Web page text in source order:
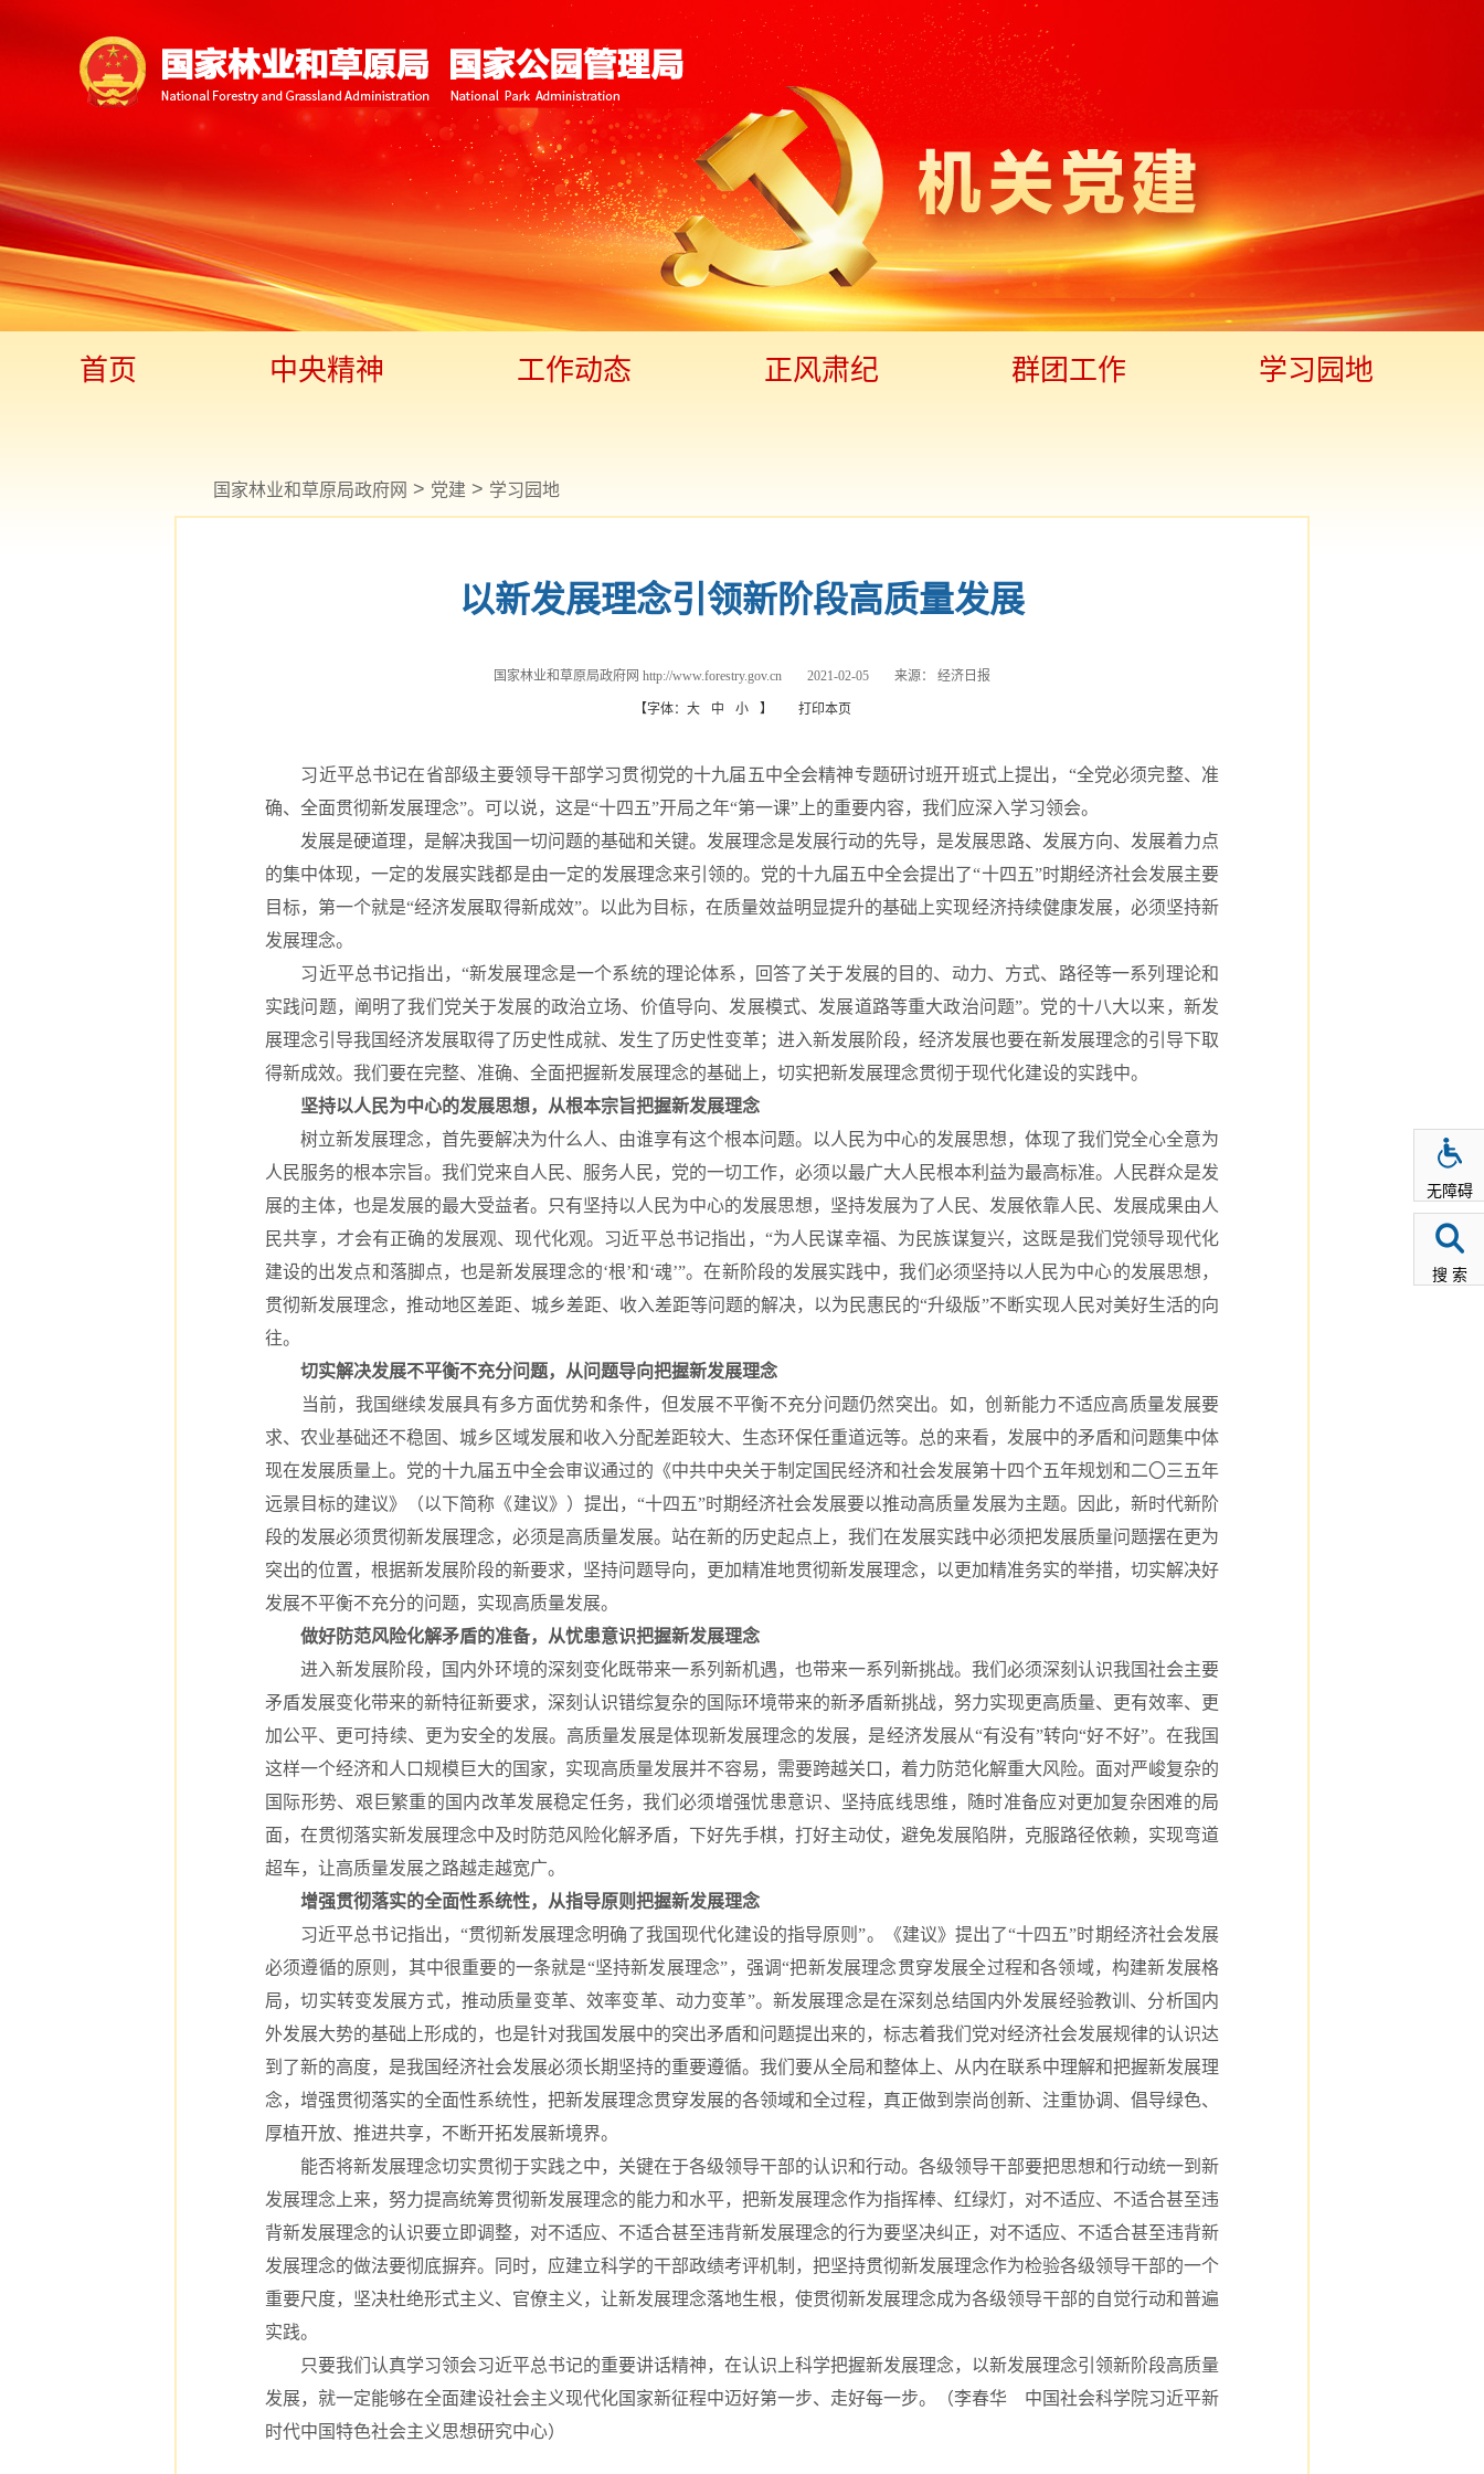
首页 中央精神 工作动态 正风肃纪 群团工作 学习园地
国家林业和草原局政府网 > 党建 > 学习园地
以新发展理念引领新阶段高质量发展
国家林业和草原局政府网 http://www.forestry.gov.cn 2021-02-05 来源： 经济日报
【字体： 大 中 小 】 打印本页
习近平总书记在省部级主要领导干部学习贯彻党的十九届五中全会精神专题研讨班开班式上提出，“全党必须完整、准
确、全面贯彻新发展理念”。可以说，这是“十四五”开局之年“第一课”上的重要内容，我们应深入学习领会。
发展是硬道理，是解决我国一切问题的基础和关键。发展理念是发展行动的先导，是发展思路、发展方向、发展着力点
的集中体现，一定的发展实践都是由一定的发展理念来引领的。党的十九届五中全会提出了“十四五”时期经济社会发展主要
目标，第一个就是“经济发展取得新成效”。以此为目标，在质量效益明显提升的基础上实现经济持续健康发展，必须坚持新
发展理念。
习近平总书记指出，“新发展理念是一个系统的理论体系，回答了关于发展的目的、动力、方式、路径等一系列理论和
实践问题，阐明了我们党关于发展的政治立场、价值导向、发展模式、发展道路等重大政治问题”。党的十八大以来，新发
展理念引导我国经济发展取得了历史性成就、发生了历史性变革；进入新发展阶段，经济发展也要在新发展理念的引导下取
得新成效。我们要在完整、准确、全面把握新发展理念的基础上，切实把新发展理念贯彻于现代化建设的实践中。
坚持以人民为中心的发展思想，从根本宗旨把握新发展理念
树立新发展理念，首先要解决为什么人、由谁享有这个根本问题。以人民为中心的发展思想，体现了我们党全心全意为
人民服务的根本宗旨。我们党来自人民、服务人民，党的一切工作，必须以最广大人民根本利益为最高标准。人民群众是发
展的主体，也是发展的最大受益者。只有坚持以人民为中心的发展思想，坚持发展为了人民、发展依靠人民、发展成果由人
民共享，才会有正确的发展观、现代化观。习近平总书记指出，“为人民谋幸福、为民族谋复兴，这既是我们党领导现代化
建设的出发点和落脚点，也是新发展理念的‘根’和‘魂’”。在新阶段的发展实践中，我们必须坚持以人民为中心的发展思想，
贯彻新发展理念，推动地区差距、城乡差距、收入差距等问题的解决，以为民惠民的“升级版”不断实现人民对美好生活的向
往。
切实解决发展不平衡不充分问题，从问题导向把握新发展理念
当前，我国继续发展具有多方面优势和条件，但发展不平衡不充分问题仍然突出。如，创新能力不适应高质量发展要
求、农业基础还不稳固、城乡区域发展和收入分配差距较大、生态环保任重道远等。总的来看，发展中的矛盾和问题集中体
现在发展质量上。党的十九届五中全会审议通过的《中共中央关于制定国民经济和社会发展第十四个五年规划和二〇三五年
远景目标的建议》（以下简称《建议》）提出，“十四五”时期经济社会发展要以推动高质量发展为主题。因此，新时代新阶
段的发展必须贯彻新发展理念，必须是高质量发展。站在新的历史起点上，我们在发展实践中必须把发展质量问题摆在更为
突出的位置，根据新发展阶段的新要求，坚持问题导向，更加精准地贯彻新发展理念，以更加精准务实的举措，切实解决好
发展不平衡不充分的问题，实现高质量发展。
做好防范风险化解矛盾的准备，从忧患意识把握新发展理念
进入新发展阶段，国内外环境的深刻变化既带来一系列新机遇，也带来一系列新挑战。我们必须深刻认识我国社会主要
矛盾发展变化带来的新特征新要求，深刻认识错综复杂的国际环境带来的新矛盾新挑战，努力实现更高质量、更有效率、更
加公平、更可持续、更为安全的发展。高质量发展是体现新发展理念的发展，是经济发展从“有没有”转向“好不好”。在我国
这样一个经济和人口规模巨大的国家，实现高质量发展并不容易，需要跨越关口，着力防范化解重大风险。面对严峻复杂的
国际形势、艰巨繁重的国内改革发展稳定任务，我们必须增强忧患意识、坚持底线思维，随时准备应对更加复杂困难的局
面，在贯彻落实新发展理念中及时防范风险化解矛盾，下好先手棋，打好主动仗，避免发展陷阱，克服路径依赖，实现弯道
超车，让高质量发展之路越走越宽广。
增强贯彻落实的全面性系统性，从指导原则把握新发展理念
习近平总书记指出，“贯彻新发展理念明确了我国现代化建设的指导原则”。《建议》提出了“十四五”时期经济社会发展
必须遵循的原则，其中很重要的一条就是“坚持新发展理念”，强调“把新发展理念贯穿发展全过程和各领域，构建新发展格
局，切实转变发展方式，推动质量变革、效率变革、动力变革”。新发展理念是在深刻总结国内外发展经验教训、分析国内
外发展大势的基础上形成的，也是针对我国发展中的突出矛盾和问题提出来的，标志着我们党对经济社会发展规律的认识达
到了新的高度，是我国经济社会发展必须长期坚持的重要遵循。我们要从全局和整体上、从内在联系中理解和把握新发展理
念，增强贯彻落实的全面性系统性，把新发展理念贯穿发展的各领域和全过程，真正做到崇尚创新、注重协调、倡导绿色、
厚植开放、推进共享，不断开拓发展新境界。
能否将新发展理念切实贯彻于实践之中，关键在于各级领导干部的认识和行动。各级领导干部要把思想和行动统一到新
发展理念上来，努力提高统筹贯彻新发展理念的能力和水平，把新发展理念作为指挥棒、红绿灯，对不适应、不适合甚至违
背新发展理念的认识要立即调整，对不适应、不适合甚至违背新发展理念的行为要坚决纠正，对不适应、不适合甚至违背新
发展理念的做法要彻底摒弃。同时，应建立科学的干部政绩考评机制，把坚持贯彻新发展理念作为检验各级领导干部的一个
重要尺度，坚决杜绝形式主义、官僚主义，让新发展理念落地生根，使贯彻新发展理念成为各级领导干部的自觉行动和普遍
实践。
只要我们认真学习领会习近平总书记的重要讲话精神，在认识上科学把握新发展理念，以新发展理念引领新阶段高质量
发展，就一定能够在全面建设社会主义现代化国家新征程中迈好第一步、走好每一步。（李春华 中国社会科学院习近平新
时代中国特色社会主义思想研究中心）
无障碍
搜 索